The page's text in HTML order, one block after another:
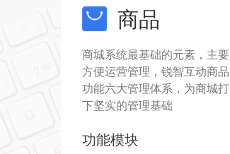
商品
商城系统最基础的元素，主要
方便运营管理，锐智互动商品
功能六大管理体系，为商城打
下坚实的管理基础
功能模块